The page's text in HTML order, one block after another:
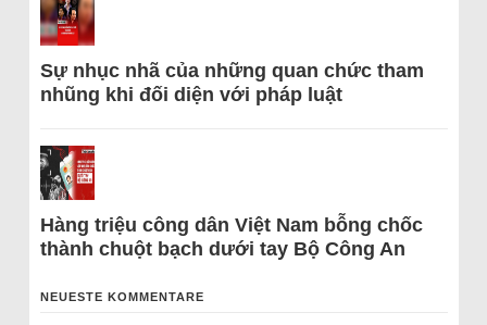
Sự nhục nhã của những quan chức tham
nhũng khi đối diện với pháp luật
Hàng triệu công dân Việt Nam bỗng chốc
thành chuột bạch dưới tay Bộ Công An
NEUESTE KOMMENTARE